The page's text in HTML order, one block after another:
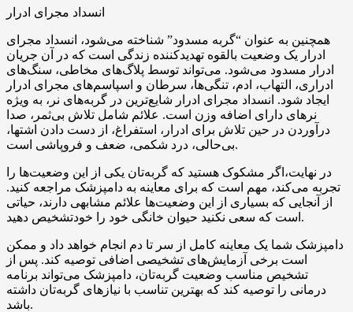
انسداد مجرای ادرار
همچنین به عنوان “گربه مسدود” شناخته می‌شود، انسداد مجرای
ادرار یک وضعیت بالقوه تهدیدکننده زندگی است که در آن جریان
ادرار مسدود می‌شود. می‌تواند توسط پلاگ‌های مخاطی، سنگ‌های
ادراری، التهاب، ادم، تنگی‌ها، سرطان و اسپاسم‌های مجرای ادرار
ایجاد شود. انسداد مجرای ادرار شایع‌ترین در گربه‌های نر، به ویژه
نرهای دارای اضافه وزن است. علائم شامل تلاش بی‌ثمر، صدا
درآوردن در حین تلاش برای ادرار، استفراغ، از دست دادن اشتها،
بی‌حالی، درد شکمی، ضعف و فروپاشی است.
در نهایت،اگر مشکوک هستید که گربه‌تان یکی از این وضعیت‌ها را
تجربه می‌کند، مهم است که برای معاینه به دامپزشک مراجعه کنید.
از آنجایی که بسیاری از این وضعیت‌ها علائم مشابهی دارند، حیاتی
است که سعی نکنید حیوان خانگی خود را خودتشخیص دهید.
دامپزشک شما یک معاینه کامل از سر تا دم انجام خواهد داد و ممکن
است برخی آزمایش‌های تشخیصی اضافی توصیه کند. پس از
تشخیص مناسب وضعیت گربه‌تان، دامپزشک می‌تواند برنامه
درمانی را توصیه کند که بهترین تناسب با نیازهای گربه‌تان داشته
باشد.